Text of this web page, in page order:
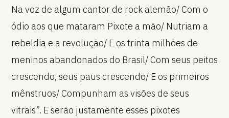
Na voz de algum cantor de rock alemão/ Com o
ódio aos que mataram Pixote a mão/ Nutriam a
rebeldia e a revolução/ E os trinta milhões de
meninos abandonados do Brasil/ Com seus peitos
crescendo, seus paus crescendo/ E os primeiros
mênstruos/ Compunham as visões de seus
vitrais”. E serão justamente esses pixotes